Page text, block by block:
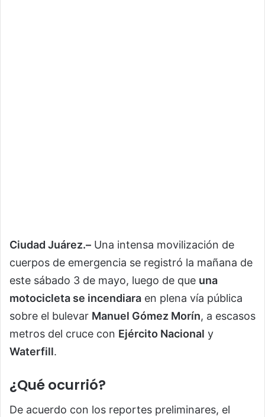
Ciudad Juárez.– Una intensa movilización de
cuerpos de emergencia se registró la mañana de
este sábado 3 de mayo, luego de que una
motocicleta se incendiara en plena vía pública
sobre el bulevar Manuel Gómez Morín, a escasos
metros del cruce con Ejército Nacional y
Waterfill.
¿Qué ocurrió?
De acuerdo con los reportes preliminares, el